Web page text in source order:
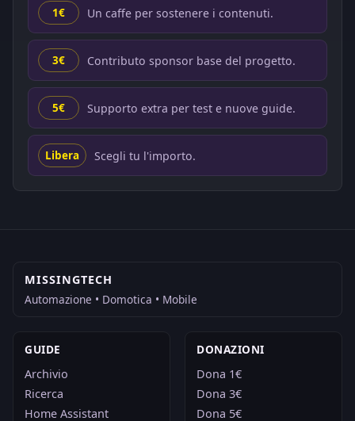
1€ Un caffe per sostenere i contenuti.
3€ Contributo sponsor base del progetto.
5€ Supporto extra per test e nuove guide.
Libera Scegli tu l'importo.
MISSINGTECH
Automazione • Domotica • Mobile
GUIDE
Archivio
Ricerca
Home Assistant
DONAZIONI
Dona 1€
Dona 3€
Dona 5€